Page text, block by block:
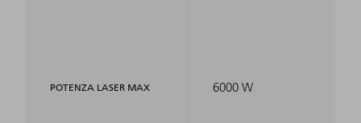
POTENZA LASER MAX 6000 W